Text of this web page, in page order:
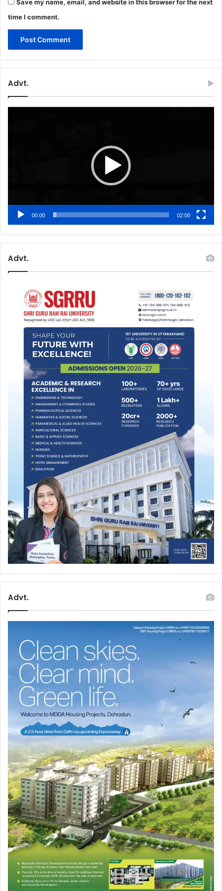
Save my name, email, and website in this browser for the next
time I comment.
Advt.
00:00 02:00
Advt.
Advt.